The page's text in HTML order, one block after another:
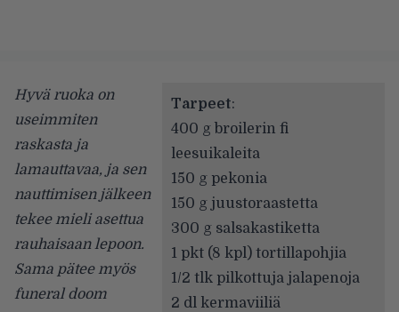
Tarpeet:
400 g broilerin fi
leesuikaleita
150 g pekonia
150 g juustoraastetta
300 g salsakastiketta
1 pkt (8 kpl) tortillapohjia
1/2 tlk pilkottuja jalapenoja
2 dl kermaviiliä
Hyvä ruoka on
useimmiten
raskasta ja
lamauttavaa, ja sen
nauttimisen jälkeen
tekee mieli asettua
rauhaisaan lepoon.
Sama pätee myös
funeral doom